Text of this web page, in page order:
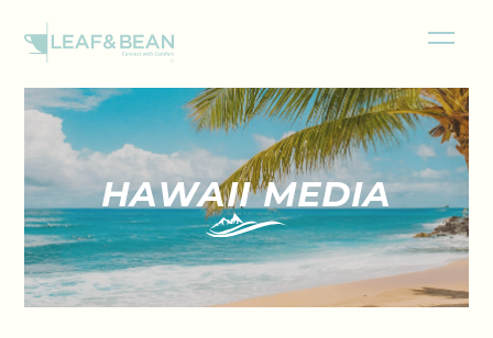
HAWAII MEDIA